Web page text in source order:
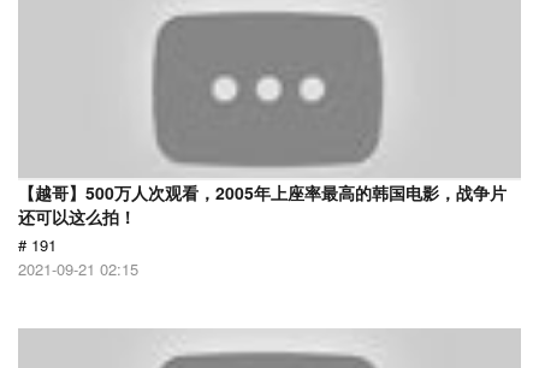
【越哥】500万人次观看，2005年上座率最高的韩国电影，战争片
还可以这么拍！
# 191
2021-09-21 02:15